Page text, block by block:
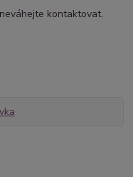
kontaktovat.